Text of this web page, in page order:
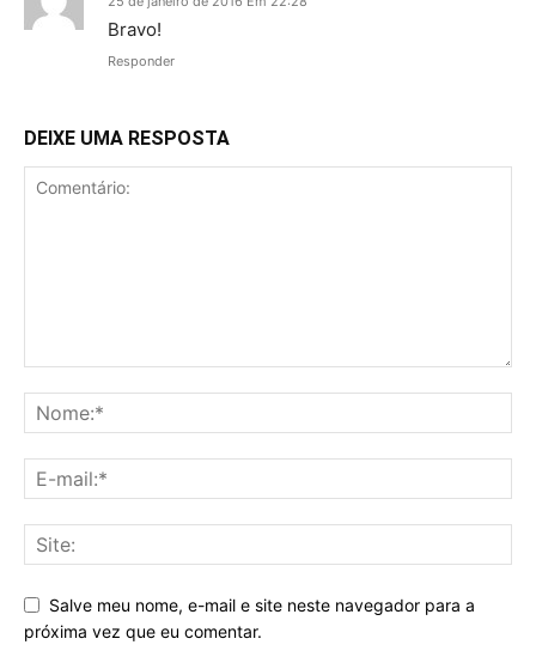
Bravo!
Responder
DEIXE UMA RESPOSTA
Salve meu nome, e-mail e site neste navegador para a
próxima vez que eu comentar.